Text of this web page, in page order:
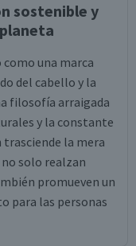
sostenible y
como una marca
del cabello y la
filosofía arraigada
y la constante
trasciende la mera
solo realzan
promueven un
para las personas